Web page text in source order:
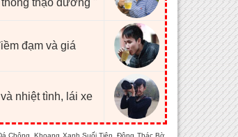
thạo đường "
đạm và giá
nhiệt tình, lái xe
Chông, Khoang Xanh Suối Tiên, Động Thác Bờ,